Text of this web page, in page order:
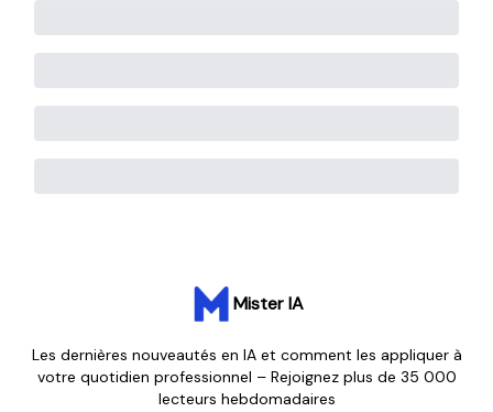
Mister IA
Les dernières nouveautés en IA et comment les appliquer à
votre quotidien professionnel – Rejoignez plus de 35 000
lecteurs hebdomadaires